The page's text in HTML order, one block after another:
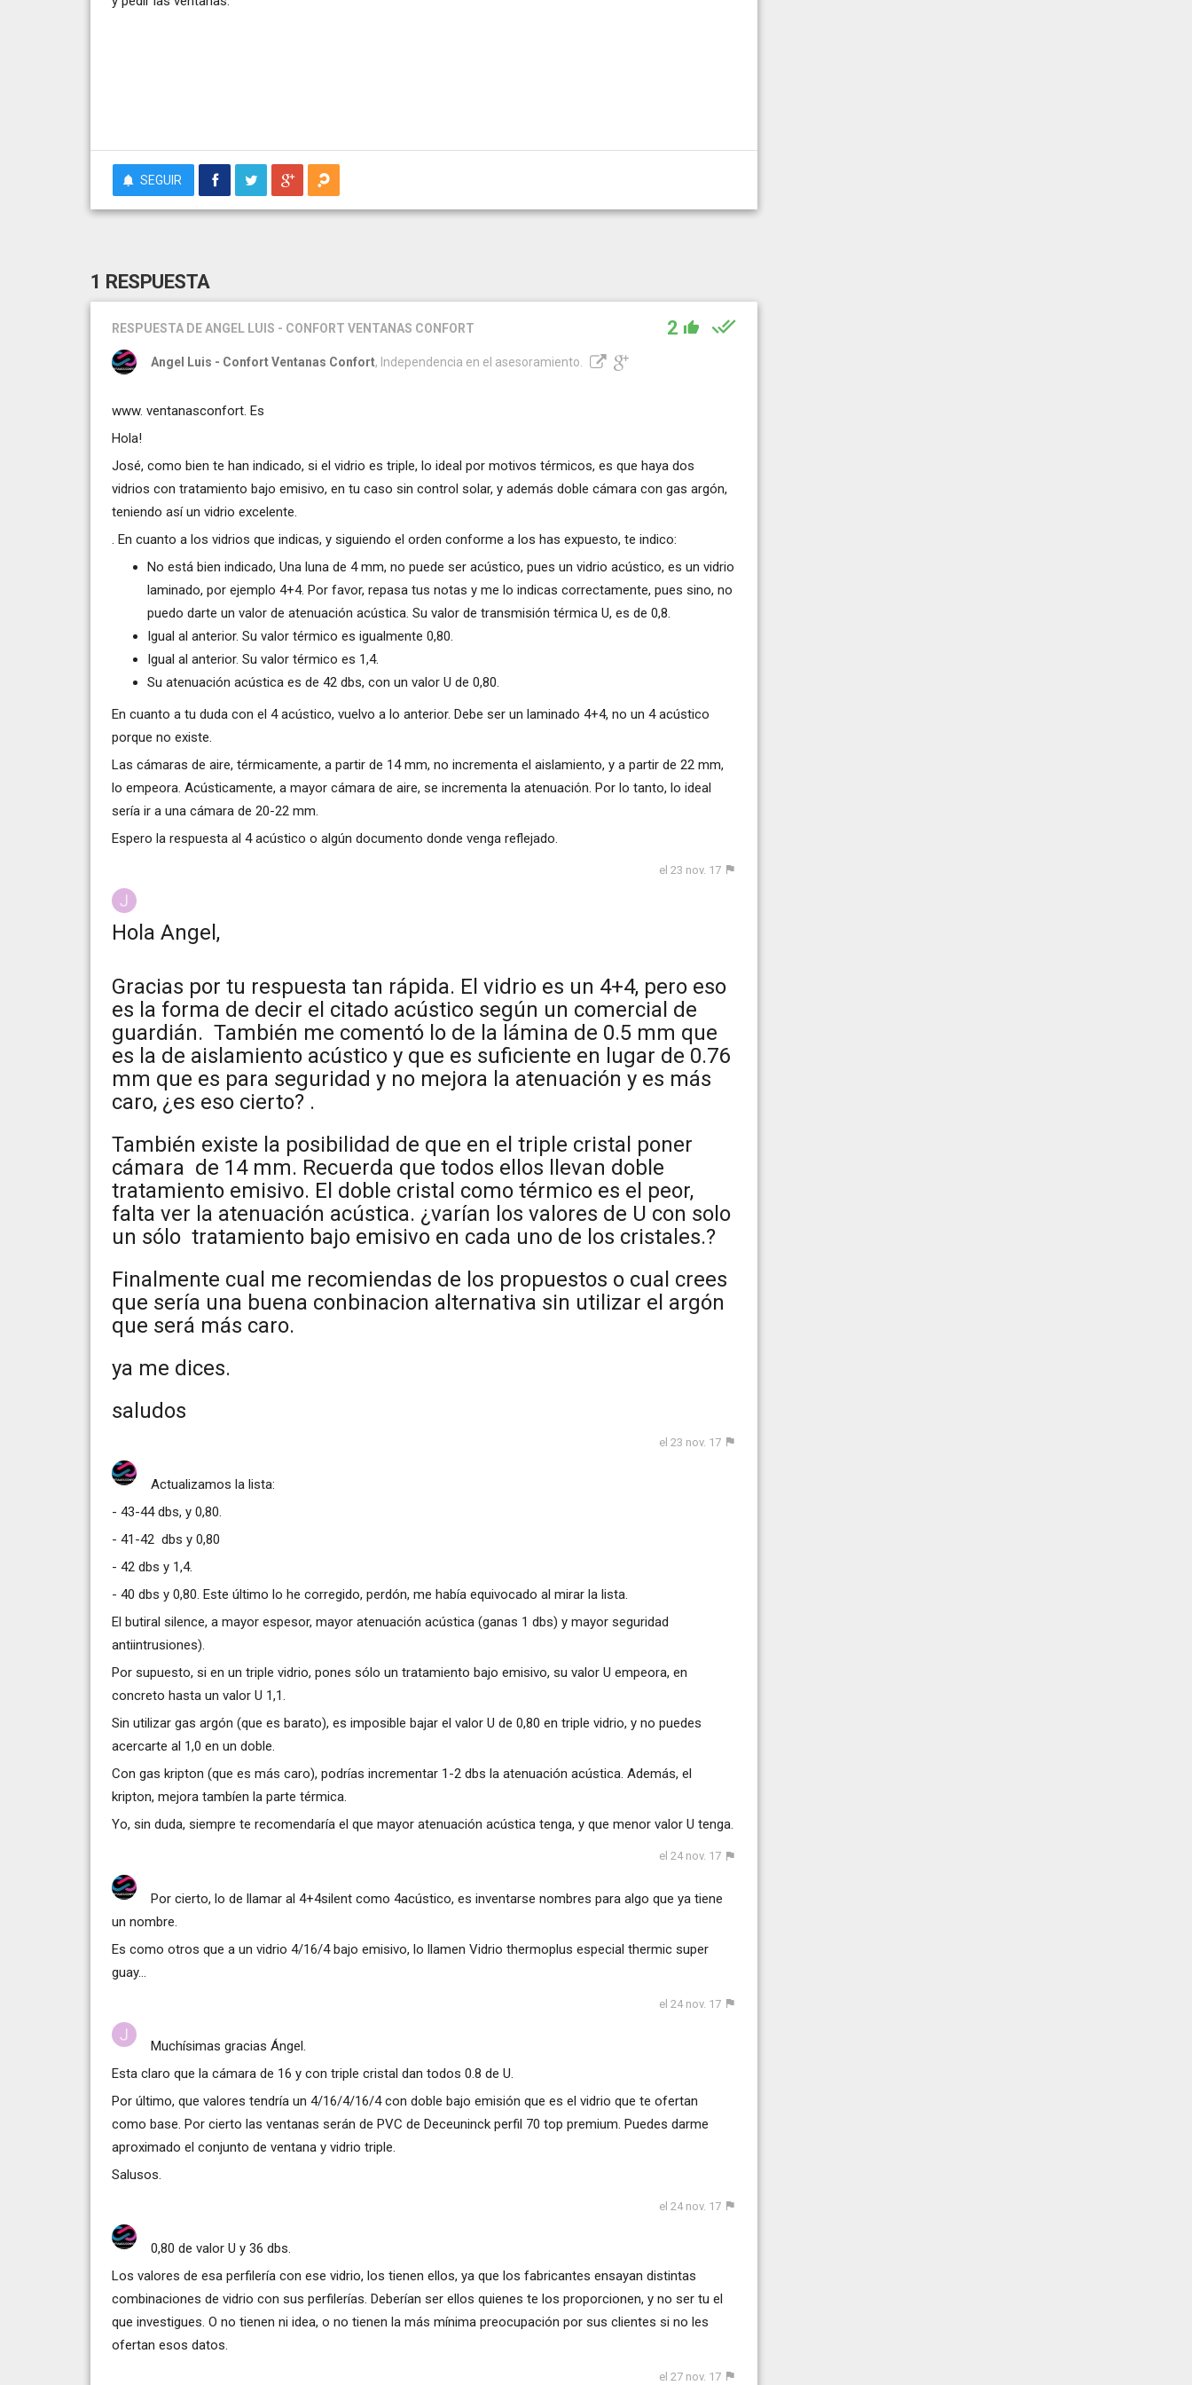
SEGUIR
1 RESPUESTA
RESPUESTA DE ANGEL LUIS - CONFORT VENTANAS CONFORT 2
Angel Luis - Confort Ventanas Confort, Independencia en el asesoramiento.
www. ventanasconfort. Es
Hola!
José, como bien te han indicado, si el vidrio es triple, lo ideal por motivos térmicos, es que haya dos
vidrios con tratamiento bajo emisivo, en tu caso sin control solar, y además doble cámara con gas argón,
teniendo así un vidrio excelente.
. En cuanto a los vidrios que indicas, y siguiendo el orden conforme a los has expuesto, te indico:
No está bien indicado, Una luna de 4 mm, no puede ser acústico, pues un vidrio acústico, es un vidrio
laminado, por ejemplo 4+4. Por favor, repasa tus notas y me lo indicas correctamente, pues sino, no
puedo darte un valor de atenuación acústica. Su valor de transmisión térmica U, es de 0,8.
Igual al anterior. Su valor térmico es igualmente 0,80.
Igual al anterior. Su valor térmico es 1,4.
Su atenuación acústica es de 42 dbs, con un valor U de 0,80.
En cuanto a tu duda con el 4 acústico, vuelvo a lo anterior. Debe ser un laminado 4+4, no un 4 acústico
porque no existe.
Las cámaras de aire, térmicamente, a partir de 14 mm, no incrementa el aislamiento, y a partir de 22 mm,
lo empeora. Acústicamente, a mayor cámara de aire, se incrementa la atenuación. Por lo tanto, lo ideal
sería ir a una cámara de 20-22 mm.
Espero la respuesta al 4 acústico o algún documento donde venga reflejado.
el 23 nov. 17
Hola Angel,
Gracias por tu respuesta tan rápida. El vidrio es un 4+4, pero eso
es la forma de decir el citado acústico según un comercial de
guardián. También me comentó lo de la lámina de 0.5 mm que
es la de aislamiento acústico y que es suficiente en lugar de 0.76
mm que es para seguridad y no mejora la atenuación y es más
caro, ¿es eso cierto? .
También existe la posibilidad de que en el triple cristal poner
cámara de 14 mm. Recuerda que todos ellos llevan doble
tratamiento emisivo. El doble cristal como térmico es el peor,
falta ver la atenuación acústica. ¿varían los valores de U con solo
un sólo tratamiento bajo emisivo en cada uno de los cristales.?
Finalmente cual me recomiendas de los propuestos o cual crees
que sería una buena conbinacion alternativa sin utilizar el argón
que será más caro.
ya me dices.
saludos
el 23 nov. 17
Actualizamos la lista:
- 43-44 dbs, y 0,80.
- 41-42 dbs y 0,80
- 42 dbs y 1,4.
- 40 dbs y 0,80. Este último lo he corregido, perdón, me había equivocado al mirar la lista.
El butiral silence, a mayor espesor, mayor atenuación acústica (ganas 1 dbs) y mayor seguridad
antiintrusiones).
Por supuesto, si en un triple vidrio, pones sólo un tratamiento bajo emisivo, su valor U empeora, en
concreto hasta un valor U 1,1.
Sin utilizar gas argón (que es barato), es imposible bajar el valor U de 0,80 en triple vidrio, y no puedes
acercarte al 1,0 en un doble.
Con gas kripton (que es más caro), podrías incrementar 1-2 dbs la atenuación acústica. Además, el
kripton, mejora tambíen la parte térmica.
Yo, sin duda, siempre te recomendaría el que mayor atenuación acústica tenga, y que menor valor U tenga.
el 24 nov. 17
Por cierto, lo de llamar al 4+4silent como 4acústico, es inventarse nombres para algo que ya tiene
un nombre.
Es como otros que a un vidrio 4/16/4 bajo emisivo, lo llamen Vidrio thermoplus especial thermic super
guay...
el 24 nov. 17
Muchísimas gracias Ángel.
Esta claro que la cámara de 16 y con triple cristal dan todos 0.8 de U.
Por último, que valores tendría un 4/16/4/16/4 con doble bajo emisión que es el vidrio que te ofertan
como base. Por cierto las ventanas serán de PVC de Deceuninck perfil 70 top premium. Puedes darme
aproximado el conjunto de ventana y vidrio triple.
Salusos.
el 24 nov. 17
0,80 de valor U y 36 dbs.
Los valores de esa perfilería con ese vidrio, los tienen ellos, ya que los fabricantes ensayan distintas
combinaciones de vidrio con sus perfilerías. Deberían ser ellos quienes te los proporcionen, y no ser tu el
que investigues. O no tienen ni idea, o no tienen la más mínima preocupación por sus clientes si no les
ofertan esos datos.
el 27 nov. 17